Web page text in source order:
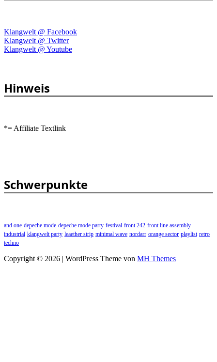
Klangwelt @ Facebook
Klangwelt @ Twitter
Klangwelt @ Youtube
Hinweis
*= Affiliate Textlink
Schwerpunkte
and one depeche mode depeche mode party festival front 242 front line assembly
industrial klangwelt party leaether strip minimal wave nordarr orange sector playlist retro
techno
Copyright © 2026 | WordPress Theme von MH Themes